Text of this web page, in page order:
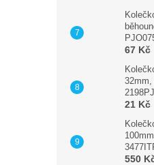
67 Kč
21 Kč
550